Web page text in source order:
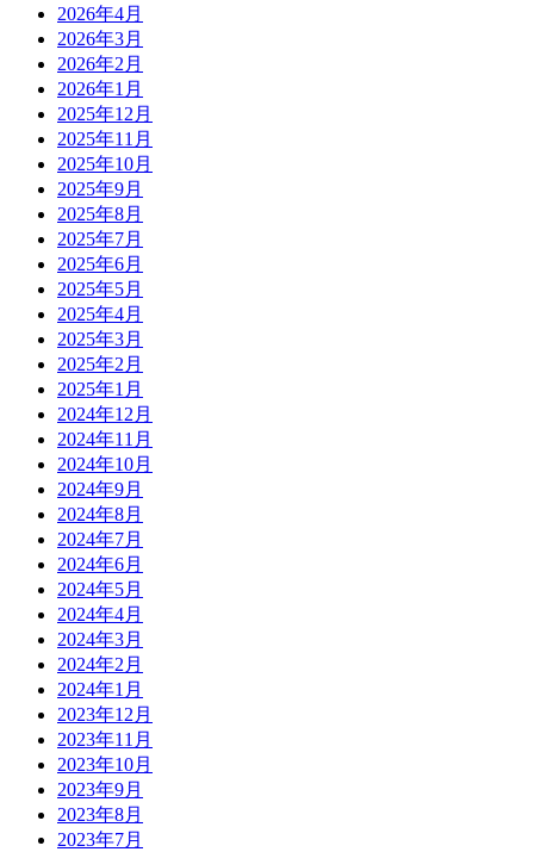
2026年4月
2026年3月
2026年2月
2026年1月
2025年12月
2025年11月
2025年10月
2025年9月
2025年8月
2025年7月
2025年6月
2025年5月
2025年4月
2025年3月
2025年2月
2025年1月
2024年12月
2024年11月
2024年10月
2024年9月
2024年8月
2024年7月
2024年6月
2024年5月
2024年4月
2024年3月
2024年2月
2024年1月
2023年12月
2023年11月
2023年10月
2023年9月
2023年8月
2023年7月